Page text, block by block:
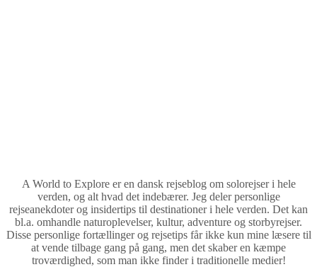
A World to Explore er en dansk rejseblog om solorejser i hele
verden, og alt hvad det indebærer. Jeg deler personlige
rejseanekdoter og insidertips til destinationer i hele verden. Det kan
bl.a. omhandle naturoplevelser, kultur, adventure og storbyrejser.
Disse personlige fortællinger og rejsetips får ikke kun mine læsere til
at vende tilbage gang på gang, men det skaber en kæmpe
troværdighed, som man ikke finder i traditionelle medier!